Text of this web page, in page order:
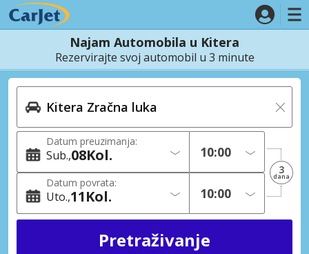
Najam Automobila u Kitera
Rezervirajte svoj automobil u 3 minute
Datum preuzimanja:
Sub. 08Kol.
Datum povrata:
Uto. 11Kol.
3
dana